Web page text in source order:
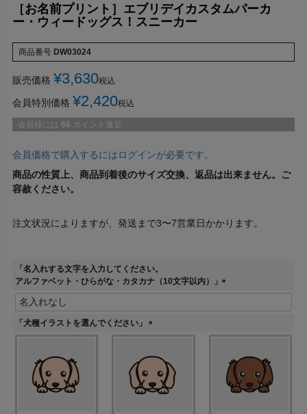
［お名前プリント］エブリデイカスタムパーカ
ー・ウィードッグス！スニーカー
商品番号 DW03024
販売価格 ¥3,630税込
会員特別価格 ¥2,420税込
会員様には 66 ポイント進呈
会員価格で購入するにはログインが必要です。
商品の性質上、商品到着後のサイズ交換、返品は出来ません。ご
容赦ください。
注文状況によりますが、発送まで3〜7営業日かかります。
「名入れする文字を入力してください。
アルファベット・ひらがな・カタカナ（10文字以内）」
(
必
)
「犬種イラストを選んでください」
(